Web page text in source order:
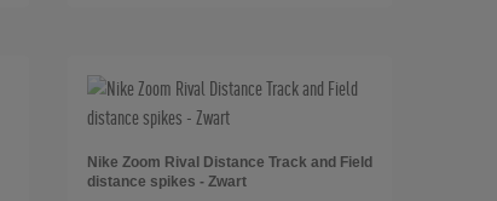
Nike Zoom Rival Distance Track and Field
distance spikes - Zwart